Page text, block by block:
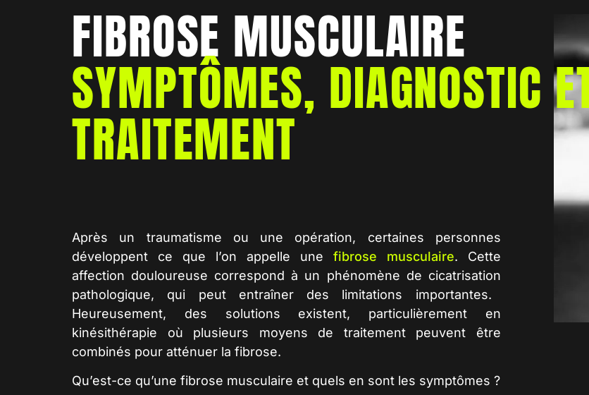
FIBROSE MUSCULAIRE
SYMPTÔMES, DIAGNOSTIC
TRAITEMENT
Après un traumatisme ou une opération, certaines personnes
développent ce que l’on appelle une fibrose musculaire. Cette
affection douloureuse correspond à un phénomène de cicatrisation
pathologique, qui peut entraîner des limitations importantes.
Heureusement, des solutions existent, particulièrement en
kinésithérapie où plusieurs moyens de traitementpeuvent être
combinés pour atténuer la fibrose.
Qu’est-ce qu’une fibrose musculaire et quels en sont les symptômes ?